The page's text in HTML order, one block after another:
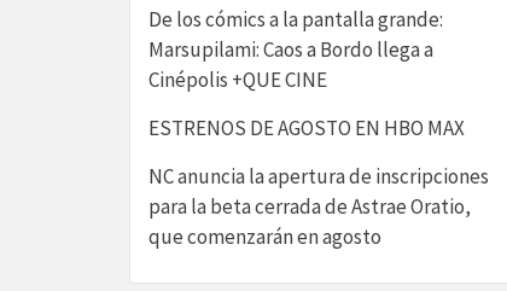
De los cómics a la pantalla grande:
Marsupilami: Caos a Bordo llega a
Cinépolis +QUE CINE
ESTRENOS DE AGOSTO EN HBO MAX
NC anuncia la apertura de inscripciones
para la beta cerrada de Astrae Oratio,
que comenzarán en agosto